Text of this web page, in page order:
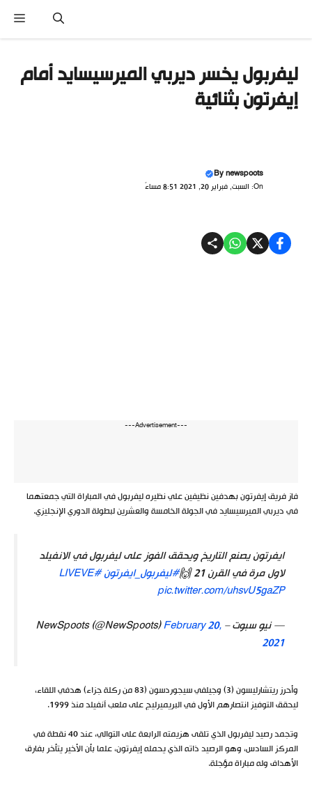
المحتوى
ليفربول يخسر ديربي الميرسيسايد أمام
إيفرتون بثنائية
Bynewspoots
On: السبت, فبراير 20, 2021 8:51 مساءً
---Advertisement---
فاز فريق إيفرتون بهدفين نظيفين علي نظيره ليفربول في المباراة التي جمعتهما
في ديربي الميرسيسايد في الجولة الخامسة والعشرين لبطولة الدوري الإنجليزي.
ايفرتون يصنع التاريخ ويحقق الفوز على ليفربول في الانفيلد
لاول مرة في القرن 21 🙌
#ليفربول_ايفرتون#LIVEVE
pic.twitter.com/uhsvU5gaZP
— نيو سبوت – NewSpoots (@NewSpoots)February 20,
2021
وأحرز ريتشارليسون (3) وجيلفي سيجوردسون (83 من ركلة جزاء) هدفي اللقاء،
ليحقق التوفيز انتصارهم الأول في البريميرليج على ملعب آنفيلد منذ 1999.
وتجمد رصيد ليفربول الذي تلقى هزيمته الرابعة على التوالي، عند 40 نقطة في
المركز السادس، وهو الرصيد ذاته الذي يحمله إيفرتون، علما بأن الأخير يتأخر بفارق
الأهداف وله مباراة مؤجلة.